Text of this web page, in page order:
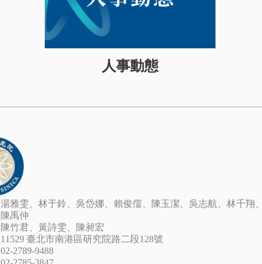
人事動態
湯雅雯、林于鈴、吳岱娜、賴俊儒、陳玉潔、吳志航、林千翔
陳禹仲
陳竹君、黃詩雯、陳昶宏
11529 臺北市南港區研究院路二段128號
02-2789-9488